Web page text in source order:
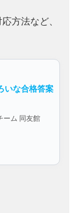
方法など、
いな合格答案
ーム 同友館